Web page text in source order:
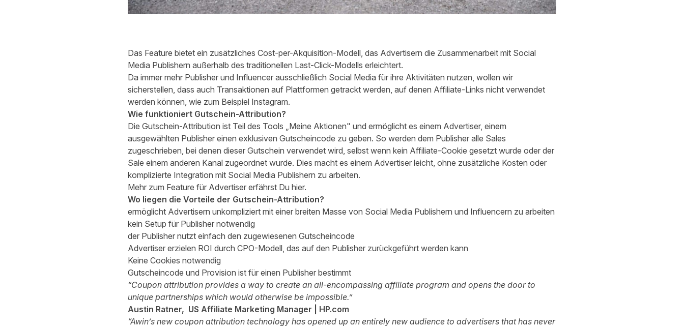
Das Feature bietet ein zusätzliches Cost-per-Akquisition-Modell, das Advertisern die Zusammenarbeit mit Social
Media Publishern außerhalb des traditionellen Last-Click-Modells erleichtert.
Da immer mehr Publisher und Influencer ausschließlich Social Media für ihre Aktivitäten nutzen, wollen wir
sicherstellen, dass auch Transaktionen auf Plattformen getrackt werden, auf denen Affiliate-Links nicht verwendet
werden können, wie zum Beispiel Instagram.
Wie funktioniert Gutschein-Attribution?
Die Gutschein-Attribution ist Teil des Tools „Meine Aktionen" und ermöglicht es einem Advertiser, einem
ausgewählten Publisher einen exklusiven Gutscheincode zu geben. So werden dem Publisher alle Sales
zugeschrieben, bei denen dieser Gutschein verwendet wird, selbst wenn kein Affiliate-Cookie gesetzt wurde oder der
Sale einem anderen Kanal zugeordnet wurde. Dies macht es einem Advertiser leicht, ohne zusätzliche Kosten oder
komplizierte Integration mit Social Media Publishern zu arbeiten.
Mehr zum Feature für Advertiser erfährst Du hier.
Wo liegen die Vorteile der Gutschein-Attribution?
ermöglicht Advertisern unkompliziert mit einer breiten Masse von Social Media Publishern und Influencern zu arbeiten
kein Setup für Publisher notwendig
der Publisher nutzt einfach den zugewiesenen Gutscheincode
Advertiser erzielen ROI durch CPO-Modell, das auf den Publisher zurückgeführt werden kann
Keine Cookies notwendig
Gutscheincode und Provision ist für einen Publisher bestimmt
“Coupon attribution provides a way to create an all-encompassing affiliate program and opens the door to
unique partnerships which would otherwise be impossible.”
Austin Ratner, US Affiliate Marketing Manager | HP.com
“Awin’s new coupon attribution technology has opened up an entirely new audience to advertisers that has never